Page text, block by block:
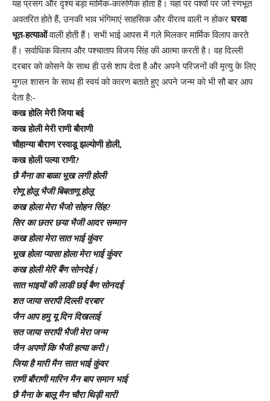
यह प्रसंग और दृश्य बड़ा मार्मिक-कारुणिक होता है। यहां पर पश्वों पर जो रणभूत
अवतरित होते हैं, उनकी भाव भंगिमाएं साहसिक और वीरत्व वाली न होकरघरवा
भूत-हत्याओंवाली होती हैं। सभी भाई आपस में गले मिलकर मार्मिक विलाप करते
हैं। सर्वाधिक विलाप और पश्चाताप विजय सिंह की आत्मा करती है। वह दिल्ली
दरबार को कोसने के साथ ही उसे शाप देता है और अपने परिजनों की मृत्यु के लिए
मुगल शासन के साथ ही स्वयं को कारण बताते हुए अपने जन्म को भी सौ बार आप
देता है:-
कख होलि मेरी जिया बई
कख होली मेरी राणी बौराणी
चौहान्या बौराण रस्वाडू झल्योणी होली,
कख होली पल्या राणी?
छै मैना का बाळा भूख लगी होली
रोणू होलू भैजी बिबताणू होलू
कख होला मेरा भैजो सोहन सिंह?
सिर का छतर छया भैजी आदर सम्मान
कख होला मेरा सात भाई कुंवर
भूख होला प्यासा होला मेरा भाई कुंवर
कख होली मेरि बैंण सोनदेई।
सात भाइयों की लाडी छई बैण सोनदई
शत जाया सरापी दिल्ली दरबार
जैन आप हमु यू दिन दिखलाई
सत जाया सरापी भैजी मेरा जन्म
जैन अपणों कि भैजी हत्या करी।
जिया है मारी मैन सात भाई कुंवर
राणी बौराणी मारिन मैन बाप समान भाई
छै मैना के बालू मैन चौरा थिड़ी मारी